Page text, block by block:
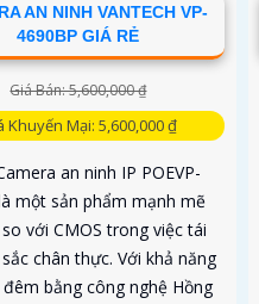
AN NINH VANTECH VP-
4690BP GIÁ RẺ
Giá Bán: 5,600,000 ₫
Khuyến Mại: 5,600,000 ₫
an ninh IP POEVP-
một sản phẩm mạnh mẽ
với CMOS trong việc tái
chân thực. Với khả năng
bằng công nghệ Hồng